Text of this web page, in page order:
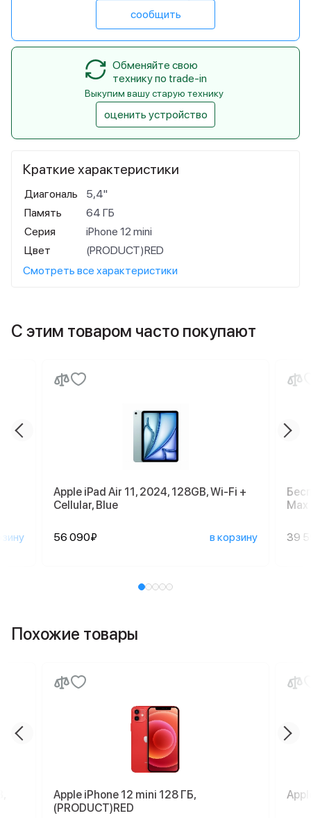
Краткие характеристики
Диагональ
5,4"
Память
64 ГБ
Серия
iPhone 12 mini
Цвет
(PRODUCT)RED
Смотреть все характеристики
сообщить
Обменяйте свою
технику по trade-in
Выкупим вашу старую технику
оценить устройство
С этим товаром часто покупают
Apple iPad Air 11, 2024, 128GB, Wi-Fi +
Cellular, Blue
56 090₽ в корзину
Max
39
Похожие товары
Apple iPhone 12 mini 128 ГБ,
(PRODUCT)RED